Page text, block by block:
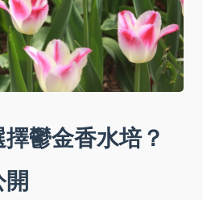
鬱金香水培？